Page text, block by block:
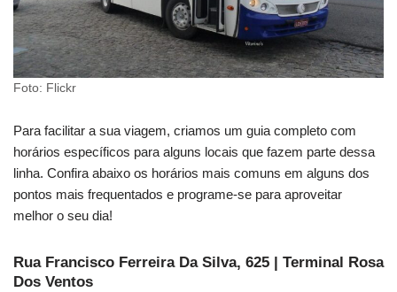
Foto: Flickr
Para facilitar a sua viagem, criamos um guia completo com
horários específicos para alguns locais que fazem parte dessa
linha. Confira abaixo os horários mais comuns em alguns dos
pontos mais frequentados e programe-se para aproveitar
melhor o seu dia!
Rua Francisco Ferreira Da Silva, 625 | Terminal Rosa
Dos Ventos